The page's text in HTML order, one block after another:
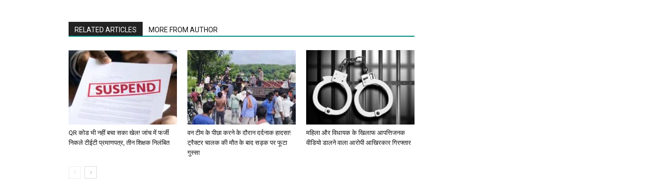
RELATED ARTICLES MORE FROM AUTHOR
QR कोड भी नहीं बचा सका खेल! जांच में फर्जी
निकले टीईटी प्रमाणपत्र, तीन शिक्षक निलंबित
वन टीम के पीछा करने के दौरान दर्दनाक हादसा!
ट्रैक्टर चालक की मौत के बाद सड़क पर फूटा
गुस्सा
महिला और विधायक के खिलाफ आपत्तिजनक
वीडियो डालने वाला आरोपी आखिरकार गिरफ्तार